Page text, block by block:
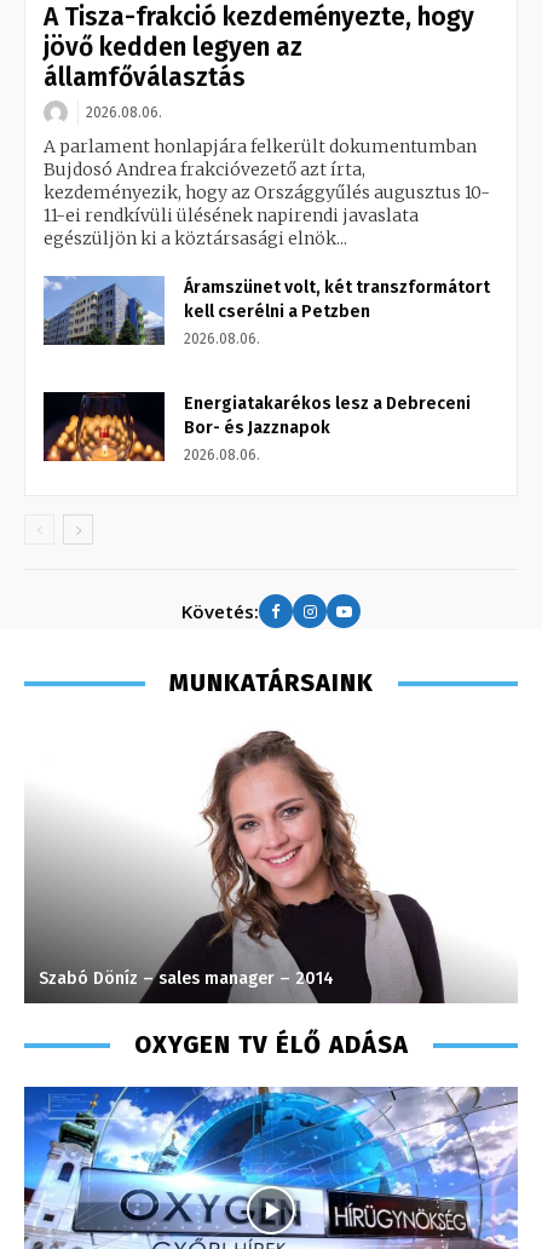
A Tisza-frakció kezdeményezte, hogy
jövő kedden legyen az
államfőválasztás
2026.08.06.
A parlament honlapjára felkerült dokumentumban
Bujdosó Andrea frakcióvezető azt írta,
kezdeményezik, hogy az Országgyűlés augusztus 10-
11-ei rendkívüli ülésének napirendi javaslata
egészüljön ki a köztársasági elnök...
Áramszünet volt, két transzformátort
kell cserélni a Petzben
2026.08.06.
Energiatakarékos lesz a Debreceni
Bor- és Jazznapok
2026.08.06.
Követés:
MUNKATÁRSAINK
Szabó Döníz – sales manager – 2014
OXYGEN TV ÉLŐ ADÁSA